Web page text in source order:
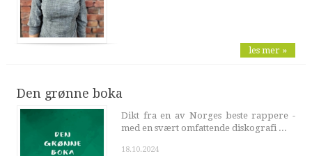
les mer »
Den grønne boka
Dikt fra en av Norges beste rappere -
med en svært omfattende diskografi ...
18.10.2024